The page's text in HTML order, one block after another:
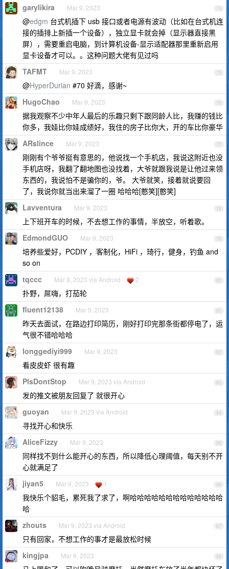
74
garylikira Mar 9, 2023
@edgm 台式机插下 usb 接口或者电源有波动（比如在台式机连
接的插排上新插一个设备），独立显卡就会掉（显示器直接黑
屏），需要重启电脑，到计算机设备-显示适配器那里重新启用
显卡设备才可以。。这种问题大佬有见过吗
75
TAFMT Mar 9, 2023
@HyperDurian #70 好滴，感谢~
76
HugoChao Mar 9, 2023
据我观察不少中年人最后的乐趣只剩下跟同龄人比，我赚的钱比
你多，我娃比你娃成绩好，我住的房子比你大，开的车比你豪华
77
ARslince Mar 9, 2023
刚刚有个爷爷挺有意思的，他说找一个手机店，我说这附近也没
手机店呀，我翻了翻地图也没找着，大爷就跟我说是让他过来领
东西的，我说怕不是骗你的，爷。 大爷就笑，接着就说要回
了，我说你就当出来溜了一圈 哈哈哈[憨笑][憨笑]
78
Lavventura Mar 9, 2023
上下班开车的时候，不去想工作的事情，半放空，听着歌。
79
EdmondGUO Mar 9, 2023
培养些爱好，PCDIY ，客制化，HiFi ，琦行，健身，钓鱼 and
so on
80
tqccc Mar 9, 2023 via Android 2
扑野，屌嗨，打茄轮
81
fluent12138 Mar 9, 2023
昨天去面试，在路边打印简历，刚好打印完那条街都停电了，运
气很不错哈哈哈
82
longgediyi999 Mar 9, 2023
看皮皮虾 很有趣
83
PlsDontStop Mar 9, 2023 via Android
发的推文被朋友回复了 就很开心
84
guoyan Mar 9, 2023 via Android
寻找开心和快乐
85
AliceFizzy Mar 9, 2023
同样找不到什么能开心的东西，所以降低心理阈值，每天别不开
心就满足了
86
jiyan5 Mar 9, 2023 1
我快乐个貂毛，累死我了求了，啊哈哈哈哈哈哈哈哈哈哈哈哈哈
哈
87
zhouts Mar 9, 2023 via Android
只有回家，不想工作的事才是最放松时候
88
kingjpa Mar 9, 2023